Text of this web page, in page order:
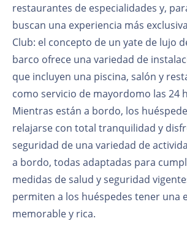
restaurantes de especialidades y,
buscan una experiencia más
Club: el concepto de un yate de lujo
barco ofrece una variedad de
que incluyen una piscina, salón y
como servicio de mayordomo las 24
Mientras están a bordo, los
relajarse con total tranquilidad y
seguridad de una variedad de
a bordo, todas adaptadas para
medidas de salud y seguridad
permiten a los huéspedes tener una
memorable y rica.